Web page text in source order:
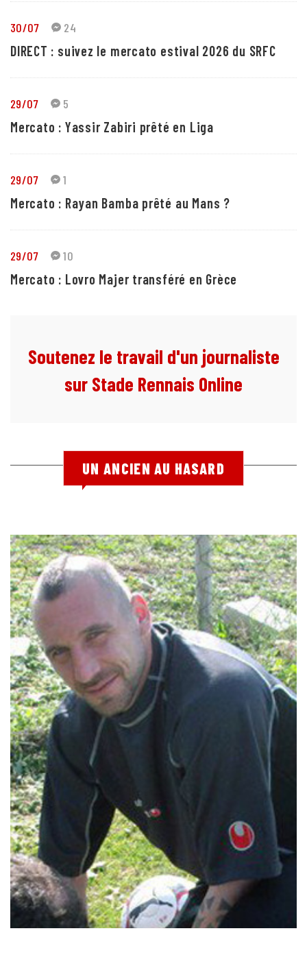
30/07 24
DIRECT : suivez le mercato estival 2026 du SRFC
29/07 5
Mercato : Yassir Zabiri prêté en Liga
29/07 1
Mercato : Rayan Bamba prêté au Mans ?
29/07 10
Mercato : Lovro Majer transféré en Grèce
Soutenez le travail d'un journaliste
sur Stade Rennais Online
UN ANCIEN AU HASARD